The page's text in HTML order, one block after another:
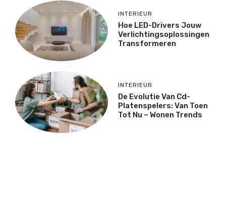
INTERIEUR
Hoe LED-Drivers Jouw
Verlichtingsoplossingen
Transformeren
INTERIEUR
De Evolutie Van Cd-
Platenspelers: Van Toen
Tot Nu – Wonen Trends